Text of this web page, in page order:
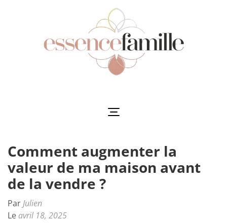
Comment augmenter la
valeur de ma maison avant
de la vendre ?
ParJulien
Le avril 18, 2025